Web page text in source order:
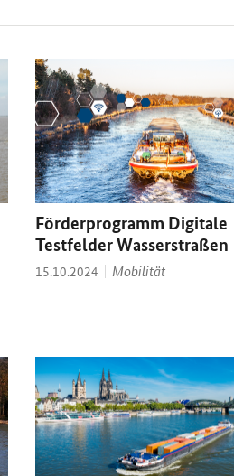
Förderprogramm Digitale
Testfelder Wasserstraßen
Datum:
15.10.2024 Thema:
Mobilität